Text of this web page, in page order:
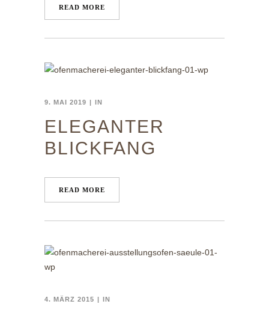
READ MORE
9. MAI 2019 IN
ELEGANTER
BLICKFANG
READ MORE
4. MÄRZ 2015 IN